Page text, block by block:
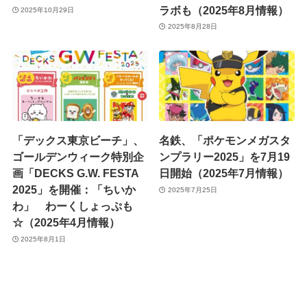
2025年10月29日
ラボも（2025年8月情報）
2025年8月28日
「デックス東京ビーチ」、
ゴールデンウィーク特別企
画「DECKS G.W. FESTA
2025」を開催：「ちいか
わ」 わーくしょっぷも
☆（2025年4月情報）
2025年8月1日
名鉄、「ポケモンメガスタ
ンプラリー2025」を7月19
日開始（2025年7月情報）
2025年7月25日